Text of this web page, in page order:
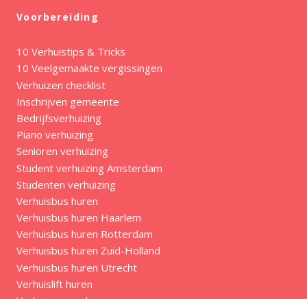
Voorbereiding
10 Verhuistips & Tricks
10 Veelgemaakte vergissingen
Verhuizen checklist
Inschrijven gemeente
Bedrijfsverhuizing
Piano verhuizing
Senioren verhuizing
Student verhuizing Amsterdam
Studenten verhuizing
Verhuisbus huren
Verhuisbus huren Haarlem
Verhuisbus huren Rotterdam
Verhuisbus huren Zuid-Holland
Verhuisbus huren Utrecht
Verhuislift huren